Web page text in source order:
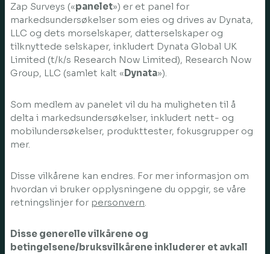
Zap Surveys («panelet») er et panel for
markedsundersøkelser som eies og drives av Dynata,
LLC og dets morselskaper, datterselskaper og
tilknyttede selskaper, inkludert Dynata Global UK
Limited (t/k/s Research Now Limited), Research Now
Group, LLC (samlet kalt «Dynata»).
Som medlem av panelet vil du ha muligheten til å
delta i markedsundersøkelser, inkludert nett- og
mobilundersøkelser, produkttester, fokusgrupper og
mer.
Disse vilkårene kan endres. For mer informasjon om
hvordan vi bruker opplysningene du oppgir, se våre
retningslinjer for personvern.
Disse generelle vilkårene og
betingelsene/bruksvilkårene inkluderer et avkall